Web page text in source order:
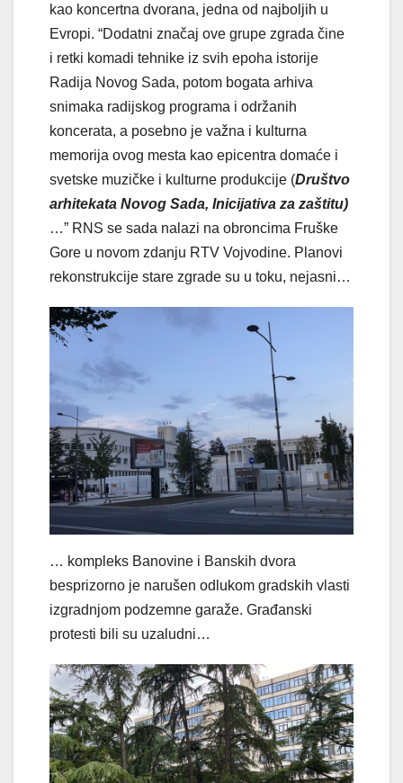
kao koncertna dvorana, jedna od najboljih u
Evropi. “Dodatni značaj ove grupe zgrada čine
i retki komadi tehnike iz svih epoha istorije
Radija Novog Sada, potom bogata arhiva
snimaka radijskog programa i održanih
koncerata, a posebno je važna i kulturna
memorija ovog mesta kao epicentra domaće i
svetske muzičke i kulturne produkcije (Društvo
arhitekata Novog Sada, Inicijativa za zaštitu)
…” RNS se sada nalazi na obroncima Fruške
Gore u novom zdanju RTV Vojvodine. Planovi
rekonstrukcije stare zgrade su u toku, nejasni…
… kompleks Banovine i Banskih dvora
besprizorno je narušen odlukom gradskih vlasti
izgradnjom podzemne garaže. Građanski
protesti bili su uzaludni…